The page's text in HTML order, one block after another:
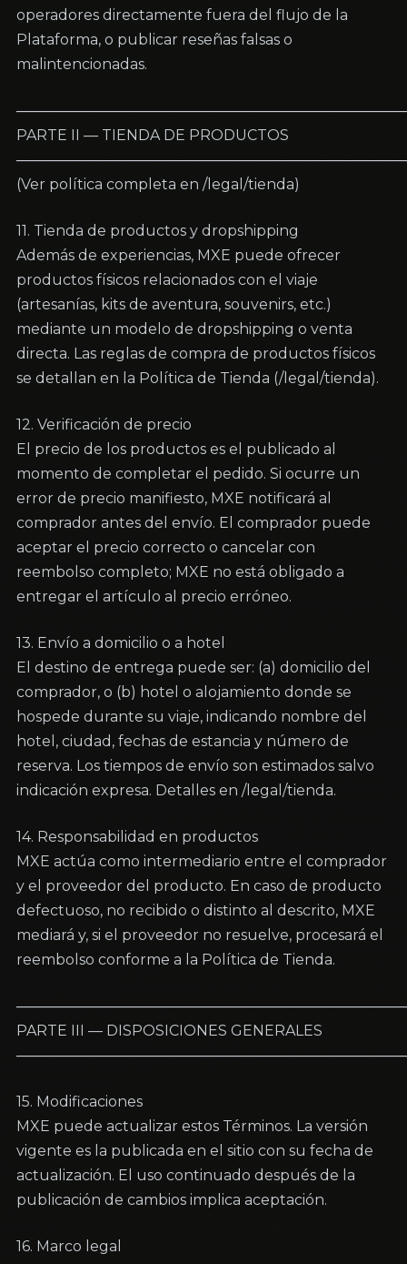
operadores directamente fuera del flujo de la
Plataforma, o publicar reseñas falsas o
malintencionadas.
PARTE II — TIENDA DE PRODUCTOS
(Ver política completa en /legal/tienda)
11. Tienda de productos y dropshipping
Además de experiencias, MXE puede ofrecer
productos físicos relacionados con el viaje
(artesanías, kits de aventura, souvenirs, etc.)
mediante un modelo de dropshipping o venta
directa. Las reglas de compra de productos físicos
se detallan en la Política de Tienda (/legal/tienda).
12. Verificación de precio
El precio de los productos es el publicado al
momento de completar el pedido. Si ocurre un
error de precio manifiesto, MXE notificará al
comprador antes del envío. El comprador puede
aceptar el precio correcto o cancelar con
reembolso completo; MXE no está obligado a
entregar el artículo al precio erróneo.
13. Envío a domicilio o a hotel
El destino de entrega puede ser: (a) domicilio del
comprador, o (b) hotel o alojamiento donde se
hospede durante su viaje, indicando nombre del
hotel, ciudad, fechas de estancia y número de
reserva. Los tiempos de envío son estimados salvo
indicación expresa. Detalles en /legal/tienda.
14. Responsabilidad en productos
MXE actúa como intermediario entre el comprador
y el proveedor del producto. En caso de producto
defectuoso, no recibido o distinto al descrito, MXE
mediará y, si el proveedor no resuelve, procesará el
reembolso conforme a la Política de Tienda.
PARTE III — DISPOSICIONES GENERALES
15. Modificaciones
MXE puede actualizar estos Términos. La versión
vigente es la publicada en el sitio con su fecha de
actualización. El uso continuado después de la
publicación de cambios implica aceptación.
16. Marco legal